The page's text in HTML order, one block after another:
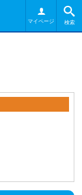
検索
マイページ